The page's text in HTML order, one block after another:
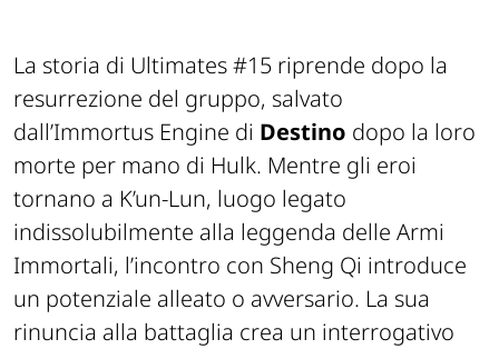
La storia di Ultimates #15 riprende dopo la
resurrezione del gruppo, salvato
dall’Immortus Engine di Destino dopo la loro
morte per mano di Hulk. Mentre gli eroi
tornano a K’un-Lun, luogo legato
indissolubilmente alla leggenda delle Armi
Immortali, l’incontro con Sheng Qi introduce
un potenziale alleato o avversario. La sua
rinuncia alla battaglia crea un interrogativo